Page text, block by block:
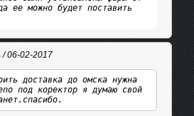
ее можно будет поставить
/ 06-02-2017
доставка до омска нужна
под коректор я думаю свой